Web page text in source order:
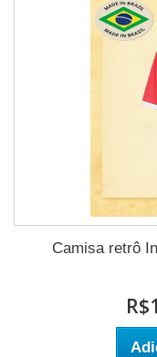
Camisa retrô